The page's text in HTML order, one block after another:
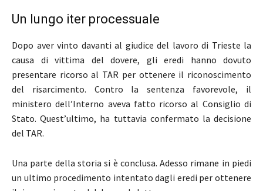
Un lungo iter processuale
Dopo aver vinto davanti al giudice del lavoro di Trieste la
causa di vittima del dovere, gli eredi hanno dovuto
presentare ricorso al TAR per ottenere il riconoscimento
del risarcimento. Contro la sentenza favorevole, il
ministero dell’Interno aveva fatto ricorso al Consiglio di
Stato. Quest’ultimo, ha tuttavia confermato la decisione
del TAR.
Una parte della storia si è conclusa. Adesso rimane in piedi
un ultimo procedimento intentato dagli eredi per ottenere